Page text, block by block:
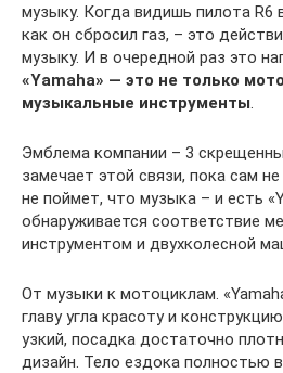
музыку. Когда видишь пилота
как он сбросил газ, – это
музыку. И в очередной раз это
«Yamaha» — это не только
музыкальные инструменты
Эмблема компании – 3
замечает этой связи, пока сам
не поймет, что музыка – и есть
обнаруживается соответствие
инструментом и двухколесной
От музыки к мотоциклам.
главу угла красоту и
узкий, посадка достаточно
дизайн. Тело ездока полностью